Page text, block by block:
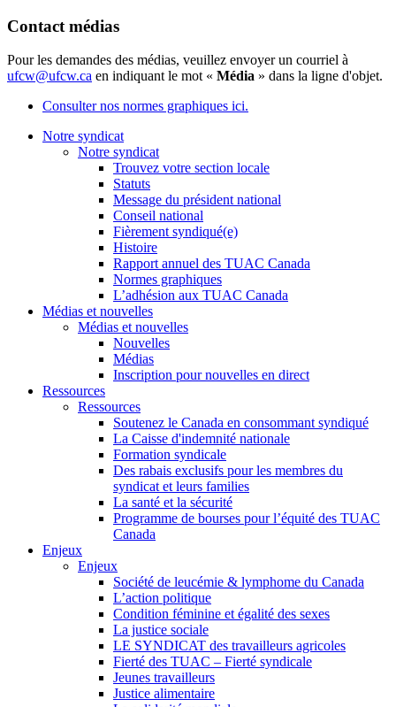
Contact médias
Pour les demandes des médias, veuillez envoyer un courriel à
ufcw@ufcw.ca en indiquant le mot « Média » dans la ligne d'objet.
Consulter nos normes graphiques ici.
Notre syndicat
Notre syndicat
Trouvez votre section locale
Statuts
Message du président national
Conseil national
Fièrement syndiqué(e)
Histoire
Rapport annuel des TUAC Canada
Normes graphiques
L’adhésion aux TUAC Canada
Médias et nouvelles
Médias et nouvelles
Nouvelles
Médias
Inscription pour nouvelles en direct
Ressources
Ressources
Soutenez le Canada en consommant syndiqué
La Caisse d'indemnité nationale
Formation syndicale
Des rabais exclusifs pour les membres du
syndicat et leurs families
La santé et la sécurité
Programme de bourses pour l’équité des TUAC
Canada
Enjeux
Enjeux
Société de leucémie & lymphome du Canada
L’action politique
Condition féminine et égalité des sexes
La justice sociale
LE SYNDICAT des travailleurs agricoles
Fierté des TUAC – Fierté syndicale
Jeunes travailleurs
Justice alimentaire